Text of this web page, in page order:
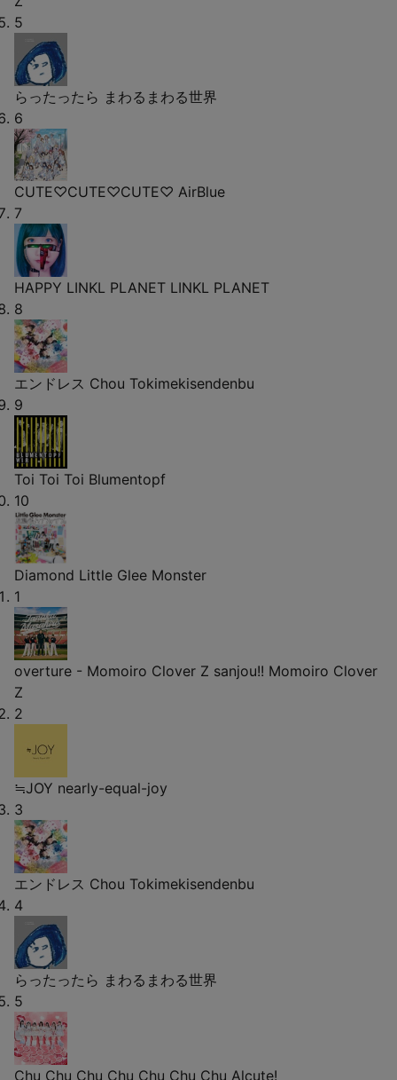
5
らったったら まわるまわる世界
6
CUTE♡CUTE♡CUTE♡ AirBlue
7
HAPPY LINKL PLANET LINKL PLANET
8
エンドレス Chou Tokimekisendenbu
9
Toi Toi Toi Blumentopf
10
Diamond Little Glee Monster
1
overture - Momoiro Clover Z sanjou!! Momoiro Clover
Z
2
≒JOY nearly-equal-joy
3
エンドレス Chou Tokimekisendenbu
4
らったったら まわるまわる世界
5
Chu Chu Chu Chu Chu Chu Chu Alcute!